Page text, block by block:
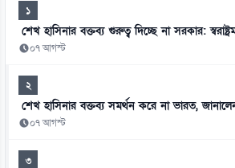
১
শেখ হাসিনার বক্তব্য গুরুত্ব দিচ্ছে না সরকার:
০৭ আগস্ট
২
শেখ হাসিনার বক্তব্য সমর্থন করে না ভারত,
০৭ আগস্ট
৩